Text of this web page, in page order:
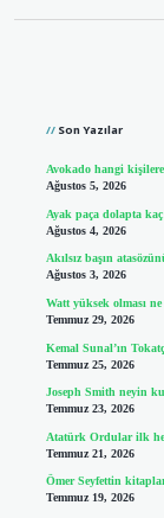
Son Yazılar
Avokado hangi
Ağustos 5, 2026
Ayak paça dolapta
Ağustos 4, 2026
Akılsız başın
Ağustos 3, 2026
Watt yüksek olması
Temmuz 29, 2026
Kemal Sunal’ın
Temmuz 25, 2026
Joseph Smith neyin
Temmuz 23, 2026
Atatürk Ordular ilk
Temmuz 21, 2026
Ömer Seyfettin
Temmuz 19, 2026